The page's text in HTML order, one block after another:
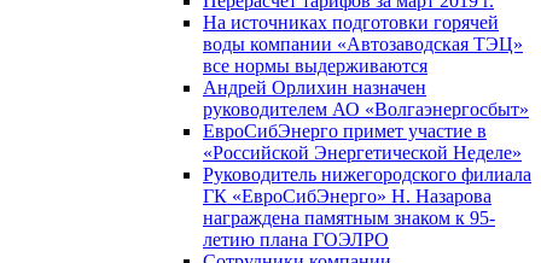
На источниках подготовки горячей
воды компании «Автозаводская ТЭЦ»
все нормы выдерживаются
Андрей Орлихин назначен
руководителем АО «Волгаэнергосбыт»
ЕвроСибЭнерго примет участие в
«Российской Энергетической Неделе»
Руководитель нижегородского филиала
ГК «ЕвроСибЭнерго» Н. Назарова
награждена памятным знаком к 95-
летию плана ГОЭЛРО